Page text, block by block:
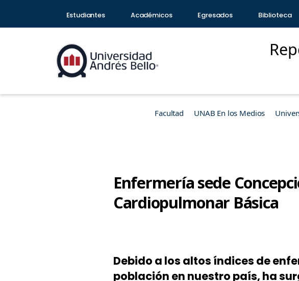
Estudiantes Académicos Egresados Biblioteca
Facultad UNAB En los Medios
Enfermería sede
Cardiopulmonar Básica
Debido a los altos índices de
población en nuestro país, ha